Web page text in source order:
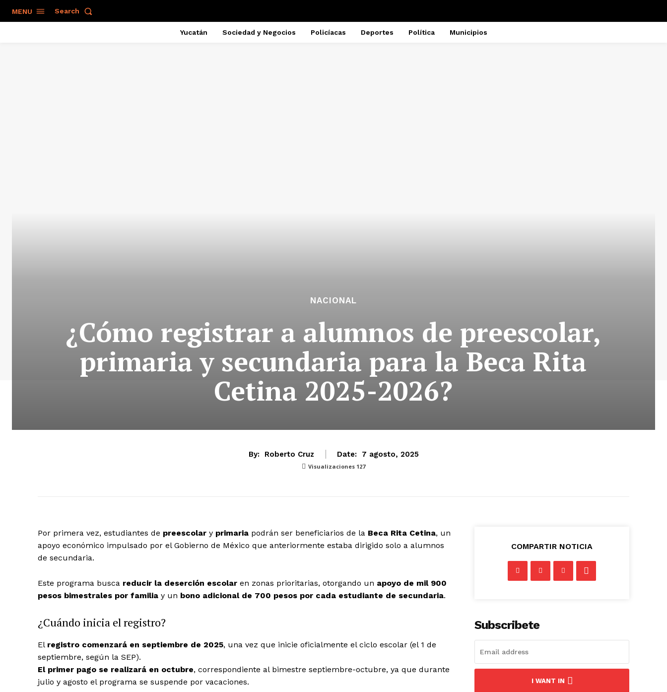
MENU Search
Yucatán Sociedad y Negocios Policíacas Deportes Política Municipios
NACIONAL
¿Cómo registrar a alumnos de preescolar,
primaria y secundaria para la Beca Rita
Cetina 2025-2026?
By: Roberto Cruz Date: 7 agosto, 2025
Visualizaciones 127
Por primera vez, estudiantes de preescolar y primaria podrán ser beneficiarios de la Beca Rita Cetina, un
apoyo económico impulsado por el Gobierno de México que anteriormente estaba dirigido solo a alumnos
de secundaria.
Este programa busca reducir la deserción escolar en zonas prioritarias, otorgando un apoyo de mil 900
pesos bimestrales por familia y un bono adicional de 700 pesos por cada estudiante de secundaria.
¿Cuándo inicia el registro?
El registro comenzará en septiembre de 2025, una vez que inicie oficialmente el ciclo escolar (el 1 de
septiembre, según la SEP).
El primer pago se realizará en octubre, correspondiente al bimestre septiembre-octubre, ya que durante
julio y agosto el programa se suspende por vacaciones.
COMPARTIR NOTICIA
Subscribete
I WANT IN